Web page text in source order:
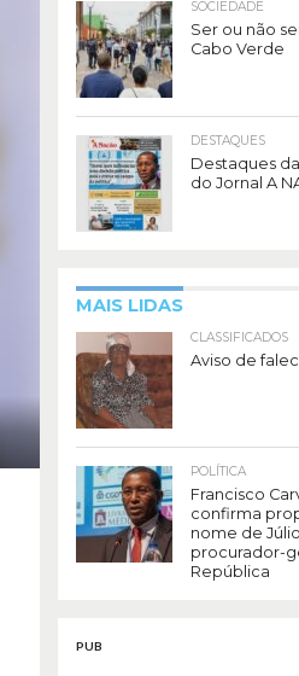
SOCIEDADE
Ser ou não
Cabo Verde
DESTAQUES
Destaques
do Jornal A
MAIS LIDAS
CLASSIFICADOS
Aviso de
POLÍTICA
Francisco
confirma
nome de
procurador-
República
PUB